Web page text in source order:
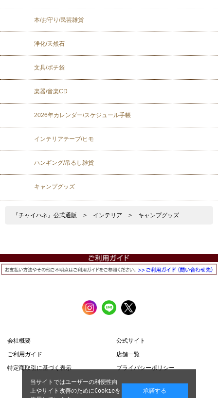
本/お守り/民芸雑貨
浄化/天然石
文具/ポチ袋
楽器/音楽CD
2026年カレンダー/スケジュール手帳
インテリアテープ/ヒモ
ハンギング/吊るし雑貨
キャンプグッズ
『チャイハネ』公式通販 > インテリア > キャンプグッズ
会社概要
公式サイト
ご利用ガイド
店舗一覧
特定商取引に基づく表示
プライバシーポリシー
当サイトではユーザーの利便性向
上やサイト改善のためにCookieを
承諾する